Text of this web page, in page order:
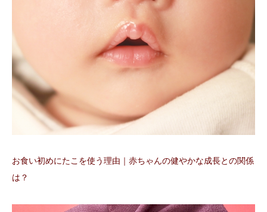
お食い初めにたこを使う理由｜赤ちゃんの健やかな成長との関係
は？